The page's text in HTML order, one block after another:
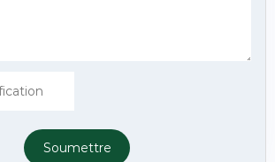
Soumettre